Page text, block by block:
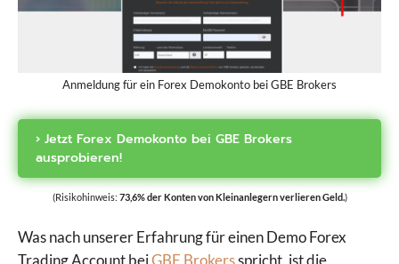
Anmeldung für ein Forex Demokonto bei GBE Brokers
› Jetzt Forex Demokonto bei GBE Brokers
ausprobieren!
(Risikohinweis: 73,6% der Konten von Kleinanlegern verlieren Geld.)
Was nach unserer Erfahrung für einen Demo Forex